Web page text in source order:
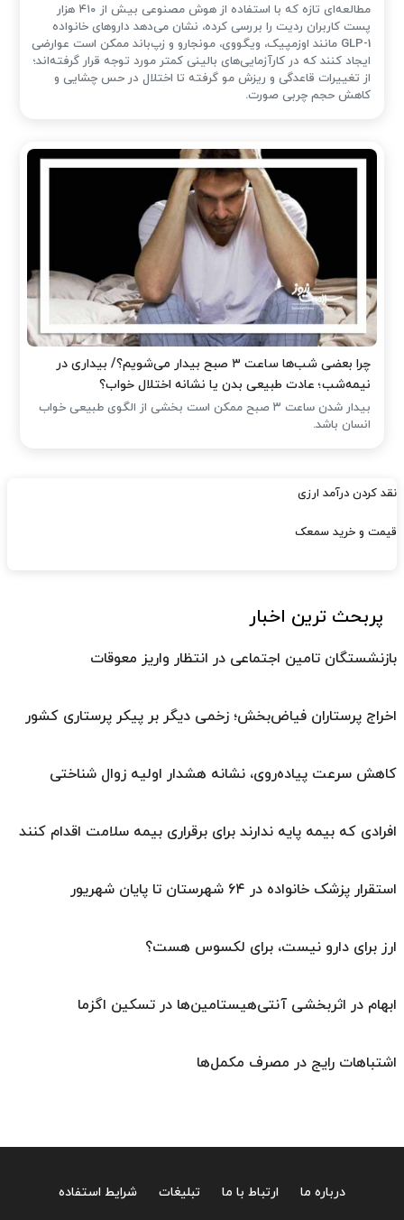
مطالعه‌ای تازه که با استفاده از هوش مصنوعی بیش از ۴۱۰ هزار
پست کاربران ردیت را بررسی کرده، نشان می‌دهد داروهای خانواده
GLP-1 مانند اوزمپیک، ویگووی، مونجارو و زپ‌باند ممکن است عوارضی
ایجاد کنند که در کارآزمایی‌های بالینی کمتر مورد توجه قرار گرفته‌اند؛
از تغییرات قاعدگی و ریزش مو گرفته تا اختلال در حس چشایی و
کاهش حجم چربی صورت.
چرا بعضی شب‌ها ساعت ۳ صبح بیدار می‌شویم؟/ بیداری در
نیمه‌شب؛ عادت طبیعی بدن یا نشانه اختلال خواب؟
بیدار شدن ساعت ۳ صبح ممکن است بخشی از الگوی طبیعی خواب
انسان باشد.
نقد کردن درآمد ارزی
قیمت و خرید سمعک
پربحث ترین اخبار
بازنشستگان تامین اجتماعی در انتظار واریز معوقات
اخراج پرستاران فیاض‌بخش؛ زخمی دیگر بر پیکر پرستاری کشور
کاهش سرعت پیاده‌روی، نشانه هشدار اولیه زوال شناختی
افرادی که بیمه پایه ندارند برای برقراری بیمه سلامت اقدام کنند
استقرار پزشک خانواده در ۶۴ شهرستان تا پایان شهریور
ارز برای دارو نیست، برای لکسوس هست؟
ابهام در اثربخشی آنتی‌هیستامین‌ها در تسکین اگزما
اشتباهات رایج در مصرف مکمل‌ها
درباره ما ارتباط با ما تبلیغات
شرایط استفاده